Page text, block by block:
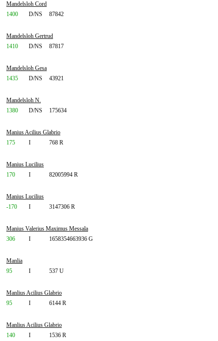
Mandelsloh Cord
1400
D/NS 87842
Mandelsloh Gertrud
1410
D/NS 87817
Mandelsloh Gesa
1435
D/NS 43921
Mandelsloh N.
1380
D/NS 175634
Manius Acilius Glabrio
175
I 768 R
Manius Lucilius
170
I 82005994 R
Manius Lucilius
-170
I 3147306 R
Manius Valerius Maximus Messala
306
I 1658354663936 G
Manlia
95
I 537 U
Manlius Acilius Glabrio
95
I 6144 R
Manlius Acilius Glabrio
140
I 1536 R